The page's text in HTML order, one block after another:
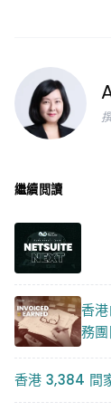
繼續閲讀
香
務
香港 3,384 間